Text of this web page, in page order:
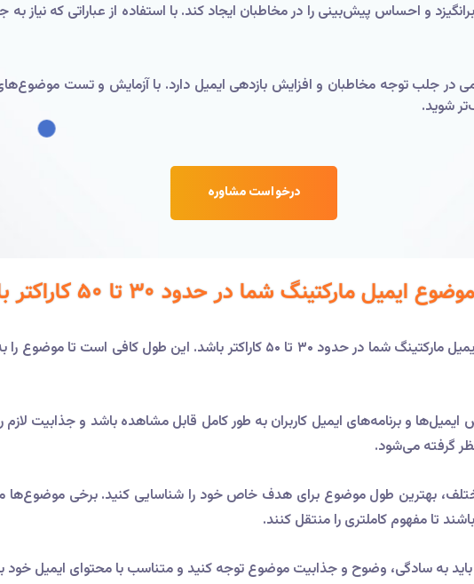
و احساس پیش‌بینی را در مخاطبان ایجاد کند. با استفاده از عباراتی که نیاز به
در جلب توجه مخاطبان و افزایش بازدهی ایمیل دارد. با آزمایش و تست
شوید.
درخواست مشاوره
ایمیل مارکتینگ شما در حدود ۳۰ تا ۵۰ کاراکتر باشد
از نظر فنی، معمولاً توصیه می‌شود که طول موضوع ایمیل مارکتینگ شما در حدود ۳۰ تا ۵۰
بهترین طول موضوع برای هدف خاص خود را شناسایی کنید. برخی
تا مفهوم کاملتری را منتقل کنند.
به سادگی، وضوح و جذابیت موضوع توجه کنید و متناسب با محتوای ایمیل خود